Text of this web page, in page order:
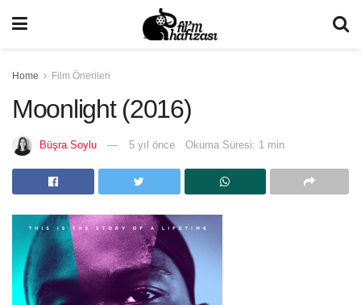
Home Film Önerileri
Moonlight (2016)
Büşra Soylu 5 yıl önce Okuma Süresi: 1 min